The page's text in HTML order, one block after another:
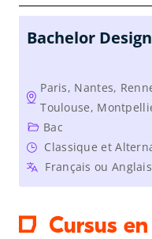
Bachelor
Paris, Nantes,
Toulouse,
Bac
Classique et
Français ou Anglais
Cursus